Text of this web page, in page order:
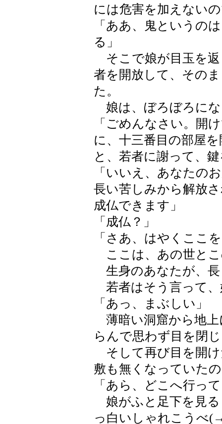
には危害を加えない
「ああ、鬼というの
る」
そこで娘が目玉を返
者を開放して、その
た。
娘は、ぼろぼろに
「ごめんなさい。開
に、十三番目の部屋
と、若者に謝って、
「いいえ、あなたの
長い苦しみから解放
成仏できます」
「成仏？」
「さあ、はやくここ
ここは、あの世と
生身のあなたが、
若者はそう言って、
「あっ、まぶしい」
薄暗い洞窟から地上
らんで思わず目を閉
そして再び目を開け
敷も無くなっていた
「あら、どこへ行っ
娘がふと足下を見る
っ白いしゃれこうべ